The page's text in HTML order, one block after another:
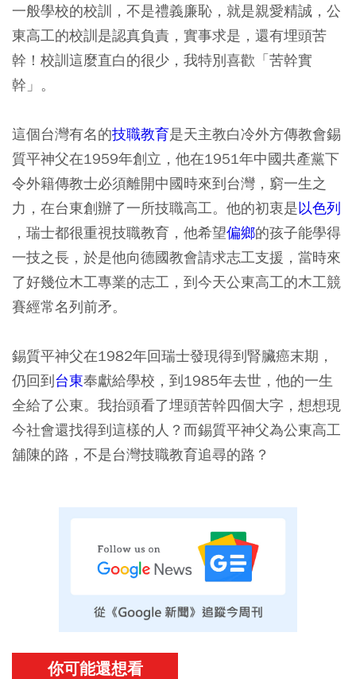
一般學校的校訓，不是禮義廉恥，就是親愛精誠，公
東高工的校訓是認真負責，實事求是，還有埋頭苦
幹！校訓這麼直白的很少，我特別喜歡「苦幹實
幹」。
這個台灣有名的技職教育是天主教白冷外方傳教會錫
質平神父在1959年創立，他在1951年中國共產黨下
令外籍傳教士必須離開中國時來到台灣，窮一生之
力，在台東創辦了一所技職高工。他的初衷是以色列
，瑞士都很重視技職教育，他希望偏鄉的孩子能學得
一技之長，於是他向德國教會請求志工支援，當時來
了好幾位木工專業的志工，到今天公東高工的木工競
賽經常名列前矛。
錫質平神父在1982年回瑞士發現得到腎臟癌末期，
仍回到台東奉獻給學校，到1985年去世，他的一生
全給了公東。我抬頭看了埋頭苦幹四個大字，想想現
今社會還找得到這樣的人？而錫質平神父為公東高工
舖陳的路，不是台灣技職教育追尋的路？